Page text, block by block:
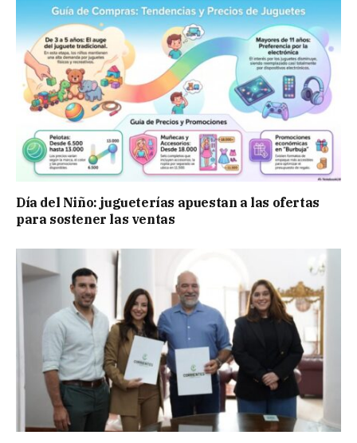
Día del Niño: jugueterías apuestan a las ofertas
para sostener las ventas